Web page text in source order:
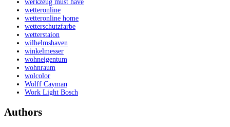
werkzeug must have
wetteronline
wetteronline home
wetterschutzfarbe
wetterstaion
wilhelmshaven
winkelmesser
wohneigentum
wohnraum
wolcolor
Wolff Cayman
Work Light Bosch
Authors